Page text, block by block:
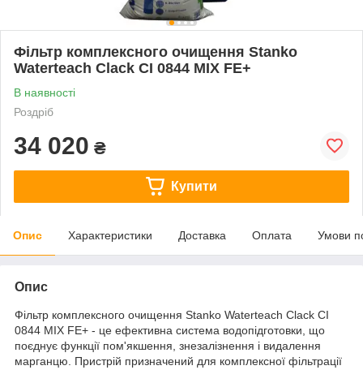
Фільтр комплексного очищення Stanko
Waterteach Clack CI 0844 MIX FE+
В наявності
Роздріб
34 020 ₴
Купити
Опис Характеристики Доставка Оплата Умови
Опис
Фільтр комплексного очищення Stanko Waterteach Clack CI
0844 MIX FE+ - це ефективна система водопідготовки, що
поєднує функції пом'якшення, знезалізнення і видалення
марганцю. Пристрій призначений для комплексної фільтрації